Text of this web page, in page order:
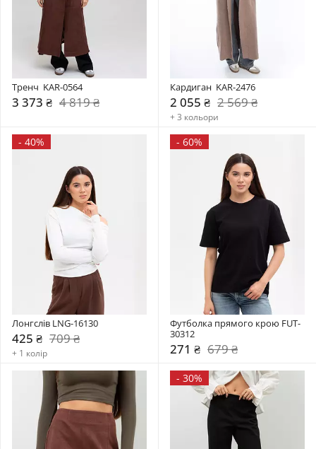
Тренч  KAR-0564
3 373 ₴ 4 819 ₴
Кардиган  KAR-2476
2 055 ₴ 2 569 ₴
+ 3 кольори
- 40%
Лонгслів LNG-16130
425 ₴ 709 ₴
+ 1 колір
- 60%
Футболка прямого крою FUT-
30312
271 ₴ 679 ₴
- 30%